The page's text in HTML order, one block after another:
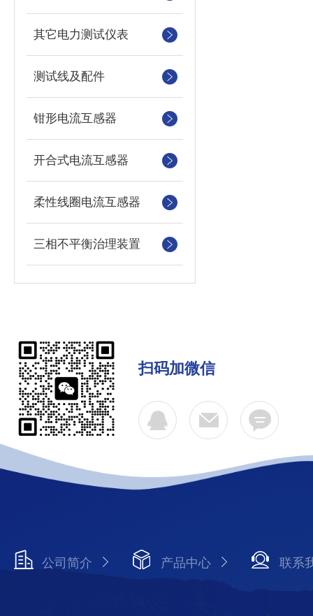
其它电力测试仪表
测试线及配件
钳形电流互感器
开合式电流互感器
柔性线圈电流互感器
三相不平衡治理装置
扫码加微信
公司简介 产品中心 联系